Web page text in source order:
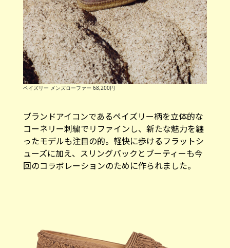
ペイズリー メンズローファー 68,200円
ブランドアイコンであるペイズリー柄を立体的な
ったモデルも注目の的。軽快に歩けるフラットシ
ューズに加え、スリングバックとブーティーも今
回のコラボレーションのために作られました。